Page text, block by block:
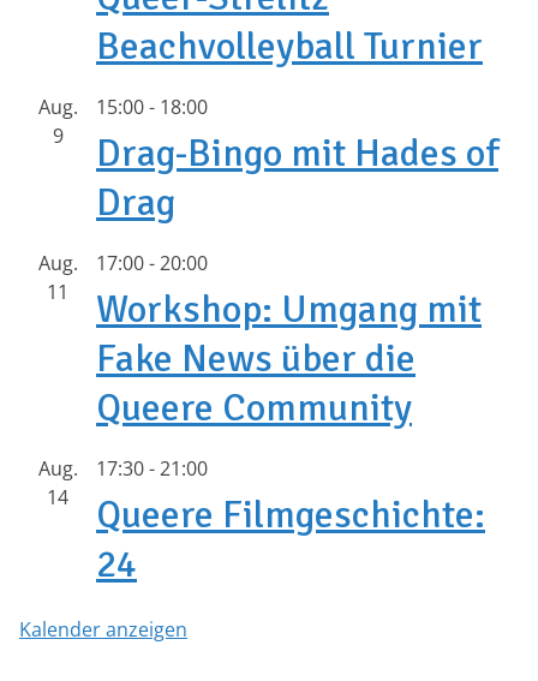
Beachvolleyball Turnier
Aug.
9
15:00- 18:00
Drag-Bingo mit Hades of
Drag
Aug.
11
17:00-20:00
Workshop: Umgang mit
Fake News über die
Queere Community
Aug.
14
17:30-21:00
Queere Filmgeschichte:
24
Kalender anzeigen